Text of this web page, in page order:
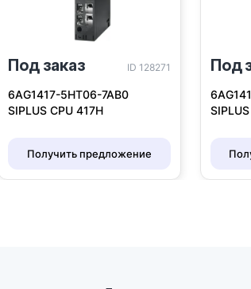
Под заказ ID 128271
6AG1417-5HT06-7AB0
SIPLUS CPU 417H
Получить предложение
Под